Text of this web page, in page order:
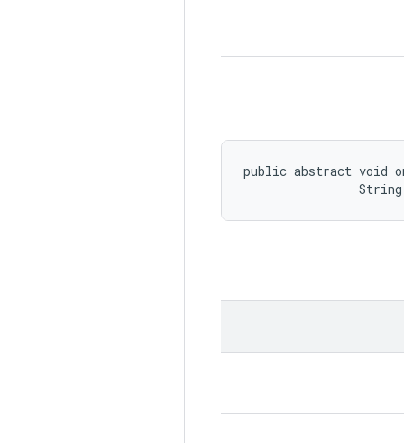
public abstract void